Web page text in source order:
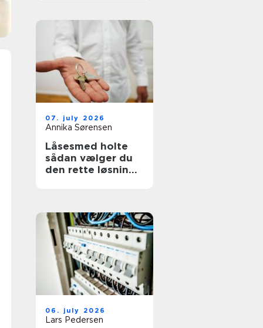
07. july 2026
Annika Sørensen
Låsesmed holte
sådan vælger du
den rette løsning
06. july 2026
Lars Pedersen